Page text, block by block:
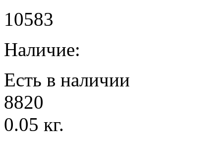
10583
Наличие:
Есть в наличии
8820
0.05 кг.